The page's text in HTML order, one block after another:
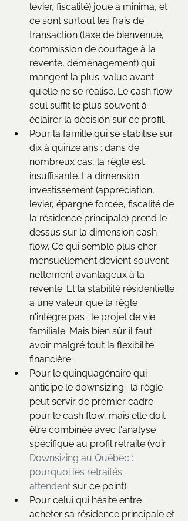
levier, fiscalité) joue à minima, et
ce sont surtout les frais de
transaction (taxe de bienvenue,
commission de courtage à la
revente, déménagement) qui
mangent la plus-value avant
qu'elle ne se réalise. Le cash flow
seul suffit le plus souvent à
éclairer la décision sur ce profil.
Pour la famille qui se stabilise sur
dix à quinze ans : dans de
nombreux cas, la règle est
insuffisante. La dimension
investissement (appréciation,
levier, épargne forcée, fiscalité de
la résidence principale) prend le
dessus sur la dimension cash
flow. Ce qui semble plus cher
mensuellement devient souvent
nettement avantageux à la
revente. Et la stabilité résidentielle
a une valeur que la règle
n'intègre pas : le projet de vie
familiale. Mais bien sûr il faut
avoir malgré tout la flexibilité
financière.
Pour le quinquagénaire qui
anticipe le downsizing : la règle
peut servir de premier cadre
pour le cash flow, mais elle doit
être combinée avec l'analyse
spécifique au profil retraite (voir
Downsizing au Québec :
pourquoi les retraités
attendent sur ce point).
Pour celui qui hésite entre
acheter sa résidence principale et